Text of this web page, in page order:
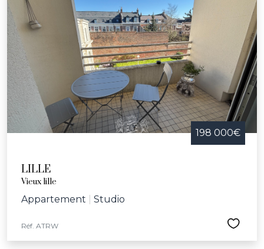
198 000€
LILLE
Vieux lille
Appartement Studio
Réf. ATRW